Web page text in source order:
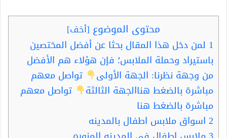
محتوى الموضوع [أخف]
1 لمن دخل هذا المقال بحثا عن أفضل المختصين
باستيراد وحملة الملابس؛ فإن هؤلاء هم الأفضل
من وجهة نظرنا: الجهة الأولى
تواصل معهم
مباشرة بالضغط هناالجهة الثالثة
تواصل معهم
مباشرة بالضغط هنا
2 اسواق ملابس اطفال بالمدينه